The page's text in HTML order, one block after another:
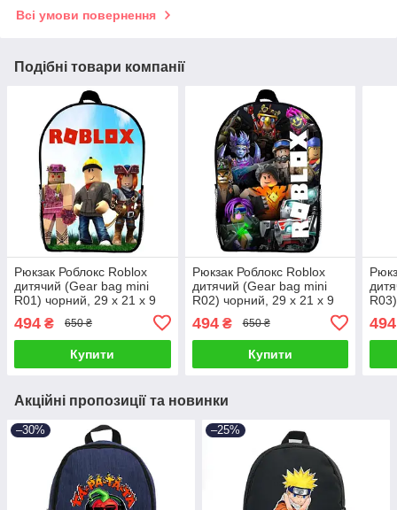
Всі умови повернення
Подібні товари компанії
Рюкзак Роблокс Roblox
дитячий (Gear bag mini
R01) чорний, 29 х 21 х 9
494 ₴ 650 ₴
Купити
Рюкзак Роблокс Roblox
дитячий (Gear bag mini
R02) чорний, 29 х 21 х 9
494₴ 650 ₴
Купити
494
Акційні пропозиції та новинки
–30% –25%